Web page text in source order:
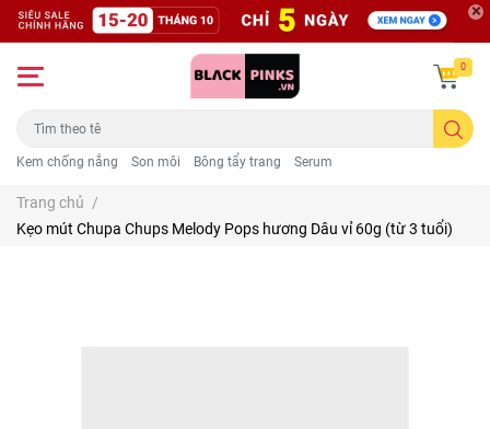
Kem chống nắng Son môi Bông tẩy trang Serum
0
Trang chủ /
Kẹo mút Chupa Chups Melody Pops hương Dâu vỉ 60g (từ 3 tuổi)